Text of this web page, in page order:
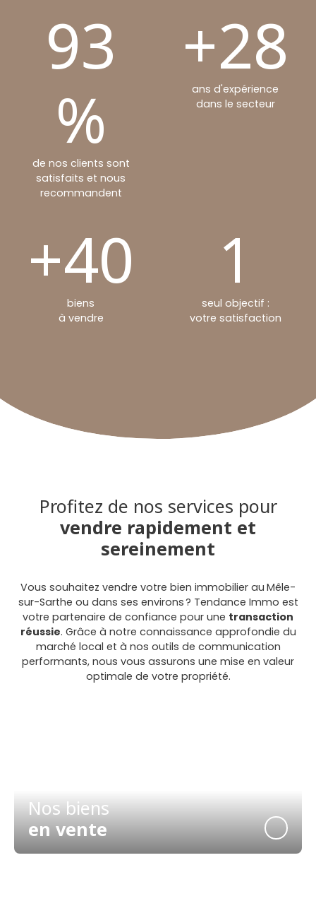
93
%
de nos clients sont
satisfaits et nous
recommandent
+28
ans d'expérience
dans le secteur
+40
biens
à vendre
1
seul objectif :
votre satisfaction
Profitez de nos services pour
vendre rapidement et
sereinement
Vous souhaitez vendre votre bien immobilier au Mêle-
sur-Sarthe ou dans ses environs ? Tendance Immo est
votre partenaire de confiance pour une transaction
réussie. Grâce à notre connaissance approfondie du
marché local et à nos outils de communication
performants, nous vous assurons une mise en valeur
optimale de votre propriété.
Nos biens
en vente